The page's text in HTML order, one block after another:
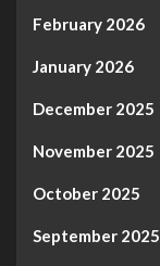
February 2026
January 2026
December 2025
November 2025
October 2025
September 2025